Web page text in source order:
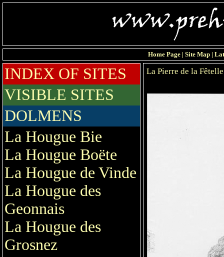
Home Page | Site Map |
INDEX OF SITES
VISIBLE SITES
DOLMENS
La Hougue Bie
La Hougue Boëte
La Hougue de Vinde
La Hougue des
Geonnais
La Hougue des
Grosnez
La Pierre de la Fêtelle